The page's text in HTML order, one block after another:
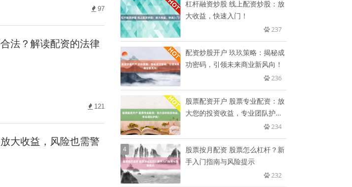
97
法？解读配资的法律
121
大收益，风险也需警
杠杆融资炒股 线上配资炒股：放
大收益，快速入门！
237
配资炒股开户 玖玖策略：揭秘成
功密码，引领未来商业新风向！
236
股票配资开户 股票专业配资：放
大您的投资收益，专业团队护
234
4
股票按月配资 股票怎么杠杆？新
手入门指南与风险提示
232